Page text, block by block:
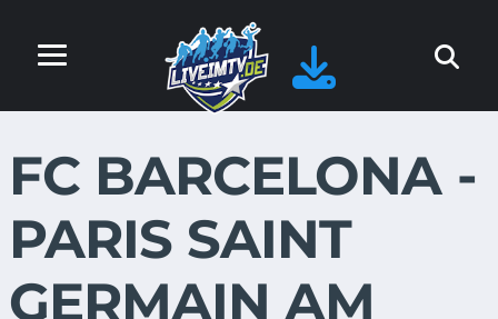
FC BARCELONA -
PARIS SAINT
GERMAIN AM